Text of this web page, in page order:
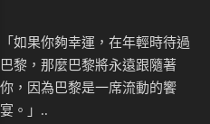
「如果你夠幸運，在年輕時待過
巴黎，那麼巴黎將永遠跟隨著
你，因為巴黎是一席流動的饗
宴。」..